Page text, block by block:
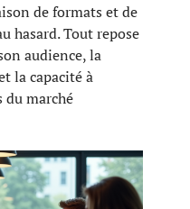
de formats et de
hasard. Tout repose
audience, la
la capacité à
du marché